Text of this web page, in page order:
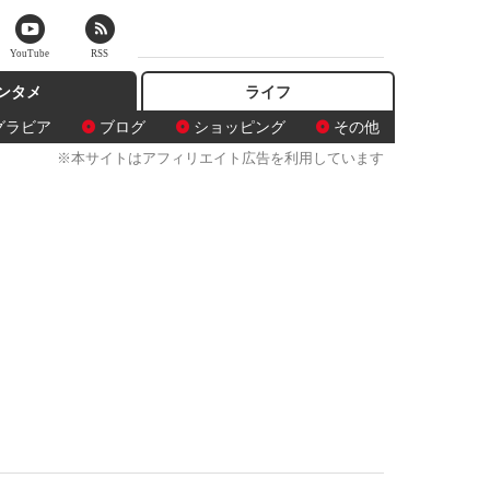
タメ
ラビア
ブログ ショッピング その他
ライフ
※本サイトはアフィリエイト広告を利用しています
YouTube RSS